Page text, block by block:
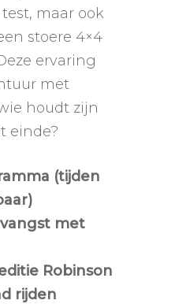
maar ook
stoere 4×4
ervaring
met
houdt zijn
einde?
(tijden
met
Robinson
rijden